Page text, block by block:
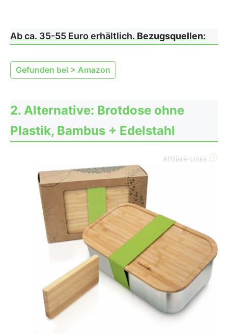
Ab ca. 35-55 Euro erhältlich. Bezugsquellen:
Gefunden bei > Amazon
2. Alternative: Brotdose ohne
Plastik, Bambus + Edelstahl
Affiliate-Links